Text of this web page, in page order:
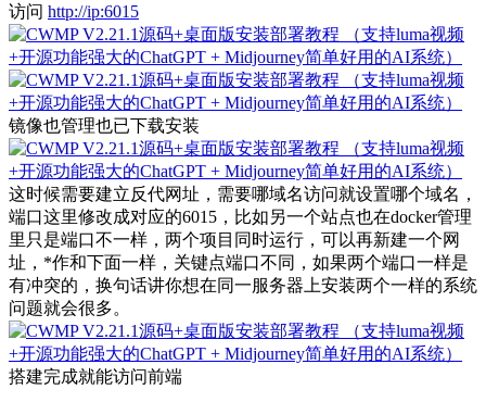
访问 http://ip:6015
镜像也管理也已下载安装
这时候需要建立反代网址，需要哪域名访问就设置哪个域名，
端口这里修改成对应的6015，比如另一个站点也在docker管理
里只是端口不一样，两个项目同时运行，可以再新建一个网
址，*作和下面一样，关键点端口不同，如果两个端口一样是
有冲突的，换句话讲你想在同一服务器上安装两个一样的系统
问题就会很多。
搭建完成就能访问前端